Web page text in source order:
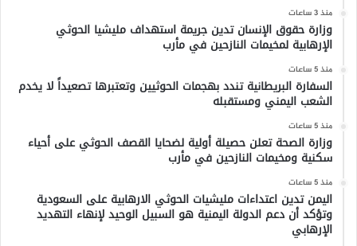
منذ 3 ساعات
وزارة حقوق الإنسان تدين جريمة استهداف مليشيا الحوثي
الإرهابية لمخيمات النازحين في مأرب
منذ 5 ساعات
السفارة البريطانية تندد بهجمات الحوثيين وتعتبرها تصعيداً لا يخدم
الشعب اليمني ومستقبله
منذ 5 ساعات
وزارة الصحة تعلن حصيلة أولية لضحايا القصف الحوثي على أحياء
سكنية ومخيمات النازحين في مأرب
منذ 5 ساعات
اليمن تدين اعتداءات مليشيات الحوثي الارهابية على السعودية
وتؤكد أن دعم الدولة اليمنية هو السبيل الوحيد لإنهاء التهديد
الإرهابي